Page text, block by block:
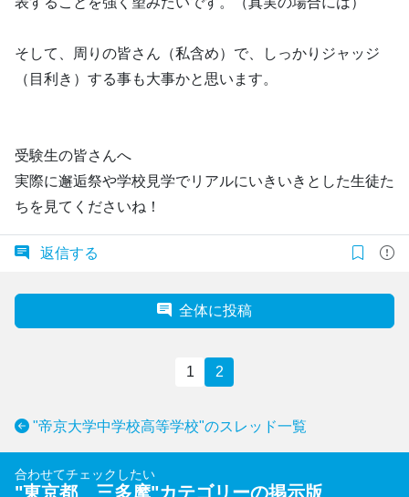
そして、周りの皆さん（私含め）で、しっかりジャッジ
（目利き）する事も大事かと思います。
受験生の皆さんへ
実際に邂逅祭や学校見学でリアルにいきいきとした生徒た
ちを見てくださいね！
返信する
全体に投稿
1 2
"帝京大学中学校高等学校"のスレッド一覧
合わせてチェックしたい
"東京都 三多摩"カテゴリーの掲示版